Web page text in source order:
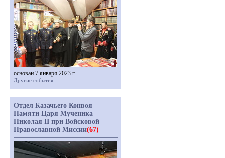
основан 7 января 2023 г.
Другие события
Отдел Казачьего Конвоя
Памяти Царя Мученика
Николая II при Войсковой
Православной Миссии(67)